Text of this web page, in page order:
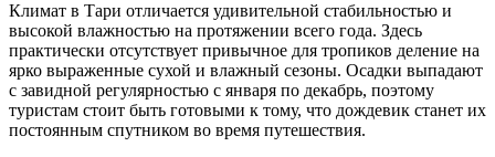
Климат в Тари отличается удивительной стабильностью и
высокой влажностью на протяжении всего года. Здесь
практически отсутствует привычное для тропиков деление на
ярко выраженные сухой и влажный сезоны. Осадки выпадают
с завидной регулярностью с января по декабрь, поэтому
туристам стоит быть готовыми к тому, что дождевик станет их
постоянным спутником во время путешествия.